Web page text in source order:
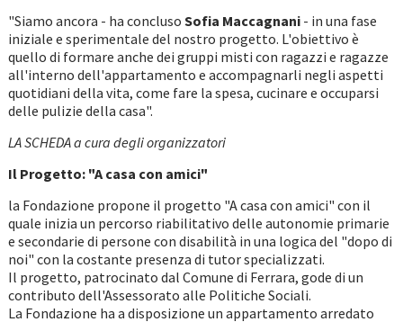
"Siamo ancora - ha concluso Sofia Maccagnani- in una fase
iniziale e sperimentale del nostro progetto. L'obiettivo è
quello di formare anche dei gruppi misti con ragazzi e ragazze
all'interno dell'appartamento e accompagnarli negli aspetti
quotidiani della vita, come fare la spesa, cucinare e occuparsi
delle pulizie della casa".
LA SCHEDA a cura degli organizzatori
Il Progetto: "A casa con amici"
la Fondazione propone il progetto "A casa con amici" con il
quale inizia un percorso riabilitativo delle autonomie primarie
e secondarie di persone con disabilità in una logica del "dopo di
noi" con la costante presenza di tutor specializzati.
Il progetto, patrocinato dal Comune di Ferrara, gode di un
contributo dell'Assessorato alle Politiche Sociali.
La Fondazione ha a disposizione un appartamento arredato